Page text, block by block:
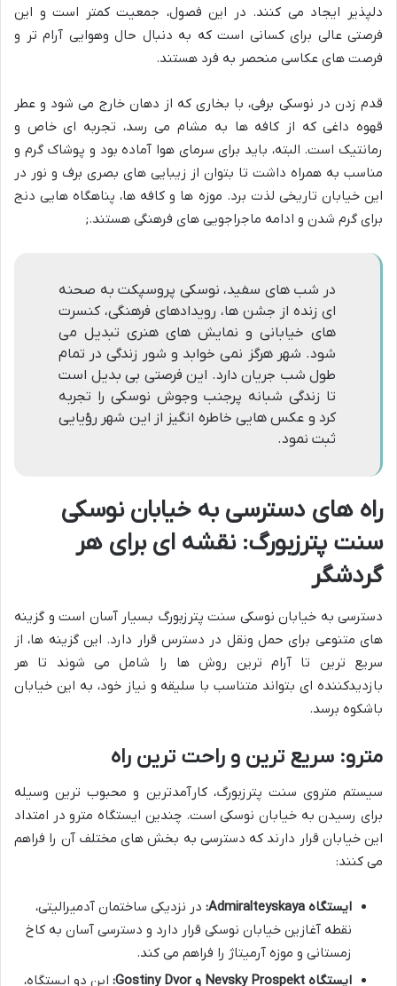
دلپذیر ایجاد می کنند. در این فصول، جمعیت کمتر است و این
فرصتی عالی برای کسانی است که به دنبال حال وهوایی آرام تر و
فرصت های عکاسی منحصر به فرد هستند.
قدم زدن در نوسکی برفی، با بخاری که از دهان خارج می شود و عطر
قهوه داغی که از کافه ها به مشام می رسد، تجربه ای خاص و
رمانتیک است. البته، باید برای سرمای هوا آماده بود و پوشاک گرم و
مناسب به همراه داشت تا بتوان از زیبایی های بصری برف و نور در
این خیابان تاریخی لذت برد. موزه ها و کافه ها، پناهگاه هایی دنج
برای گرم شدن و ادامه ماجراجویی های فرهنگی هستند.;
در شب های سفید، نوسکی پروسپکت به صحنه
ای زنده از جشن ها، رویدادهای فرهنگی، کنسرت
های خیابانی و نمایش های هنری تبدیل می
شود. شهر هرگز نمی خوابد و شور زندگی در تمام
طول شب جریان دارد. این فرصتی بی بدیل است
تا زندگی شبانه پرجنب وجوش نوسکی را تجربه
کرد و عکس هایی خاطره انگیز از این شهر رؤیایی
ثبت نمود.
راه های دسترسی به خیابان نوسکی
سنت پترزبورگ: نقشه ای برای هر
گردشگر
دسترسی به خیابان نوسکی سنت پترزبورگ بسیار آسان است و گزینه
های متنوعی برای حمل ونقل در دسترس قرار دارد. این گزینه ها، از
سریع ترین تا آرام ترین روش ها را شامل می شوند تا هر
بازدیدکننده ای بتواند متناسب با سلیقه و نیاز خود، به این خیابان
باشکوه برسد.
مترو: سریع ترین و راحت ترین راه
سیستم متروی سنت پترزبورگ، کارآمدترین و محبوب ترین وسیله
برای رسیدن به خیابان نوسکی است. چندین ایستگاه مترو در امتداد
این خیابان قرار دارند که دسترسی به بخش های مختلف آن را فراهم
می کنند:
ایستگاه Admiralteyskaya:
در نزدیکی ساختمان آدمیرالیتی،
نقطه آغازین خیابان نوسکی قرار دارد و دسترسی آسان به کاخ
زمستانی و موزه آرمیتاژ را فراهم می کند.
ایستگاه Nevsky Prospekt و Gostiny Dvor:
این دو ایستگاه،